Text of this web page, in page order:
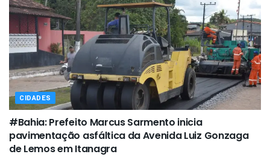
CIDADES
#Bahia: Prefeito Marcus Sarmento inicia
pavimentação asfáltica da Avenida Luiz Gonzaga
de Lemos em Itanagra